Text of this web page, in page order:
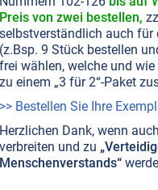
einen Menschen,
Geheimhaltung
zehn Jahre auf
Welt sie dort antrafen.
GESELLSCHAFT ALLGEMEIN
UND ETHIK
Preis von zwei bestellen,
selbstverständlich auch für
(z.Bsp. 9 Stück bestellen
frei wählen, welche und
zu einem „3 für 2“-Paket
>> Bestellen Sie Ihre
Herzlichen Dank, wenn
verbreiten und zu
Menschenverstands“